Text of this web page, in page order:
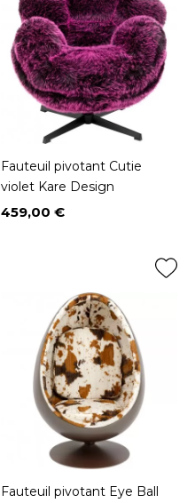
Fauteuil pivotant Cutie
violet Kare Design
Prix
459,00 €
Fauteuil pivotant Eye Ball